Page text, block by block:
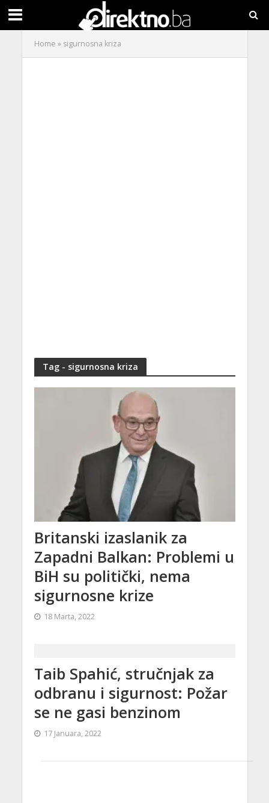
Home » sigurnosna kriza
Tag - sigurnosna kriza
Britanski izaslanik za
Zapadni Balkan: Problemi u
BiH su politički, nema
sigurnosne krize
18 Marta, 2022
Taib Spahić, stručnjak za
odbranu i sigurnost: Požar
se ne gasi benzinom
17 Januara, 2022